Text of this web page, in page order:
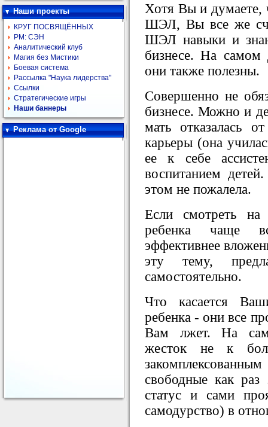
Наши проекты
КРУГ ПОСВЯЩЁННЫХ
РМ: СЭН
Аналитический клуб
Магия без Мистики
Боевая система
Рассылка "Наука лидерства"
Ссылки
Стратегические игры
Наши баннеры
Реклама от Google
Хотя Вы и думаете,
ШЭЛ, Вы все же
ШЭЛ навыки и
бизнесе. На самом
они также полезны.
Совершенно не
бизнесе. Можно и
мать отказалась
карьеры (она
ее к себе
воспитанием
этом не пожалела.
Если смотреть
ребенка чаще
эффективнее
эту тему,
самостоятельно.
Что касается
ребенка - они все
Вам лжет. На
жесток не к
свободные как
статус и сами
самодурство) в